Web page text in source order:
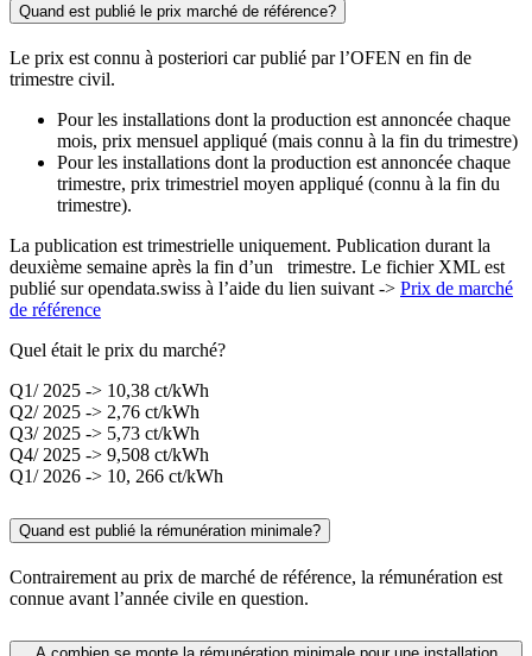
Quand est publié le prix marché de référence?
Le prix est connu à posteriori car publié par l’OFEN en fin de
trimestre civil.
Pour les installations dont la production est annoncée chaque
mois, prix mensuel appliqué (mais connu à la fin du trimestre)
Pour les installations dont la production est annoncée chaque
trimestre, prix trimestriel moyen appliqué (connu à la fin du
trimestre).
La publication est trimestrielle uniquement. Publication durant la
deuxième semaine après la fin d’un trimestre. Le fichier XML est
publié sur opendata.swiss à l’aide du lien suivant -> Prix de marché
de référence
Quel était le prix du marché?
Q1/ 2025 -> 10,38 ct/kWh
Q2/ 2025 -> 2,76 ct/kWh
Q3/ 2025 -> 5,73 ct/kWh
Q4/ 2025 -> 9,508 ct/kWh
Q1/ 2026 -> 10, 266 ct/kWh
Quand est publié la rémunération minimale?
Contrairement au prix de marché de référence, la rémunération est
connue avant l’année civile en question.